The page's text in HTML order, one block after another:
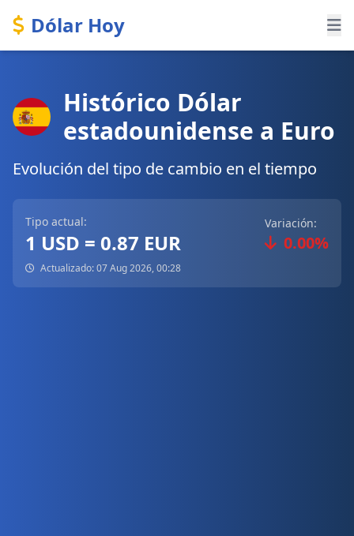
Dólar Hoy
Histórico Dólar
estadounidense a Euro
Evolución del tipo de cambio en el tiempo
Tipo actual:
1 USD = 0.87 EUR
Variación:
0.00%
Actualizado: 07 Aug 2026, 00:28